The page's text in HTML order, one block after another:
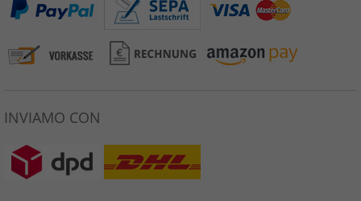
INVIAMO CON